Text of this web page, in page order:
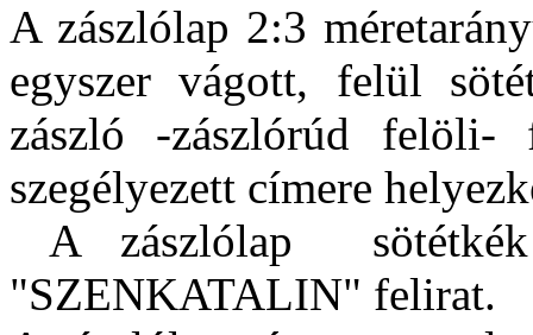
A zászlólap 2:3
egyszer vágott, felül
zászló -zászlórúd felöli-
szegélyezett címere
A zászlólap sötétkék
"SZENKATALIN" felirat.